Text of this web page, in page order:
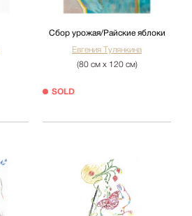
Сбор урожая/Райские яблоки
Евгения Тулянкина
(80 см х 120 см)
SOLD